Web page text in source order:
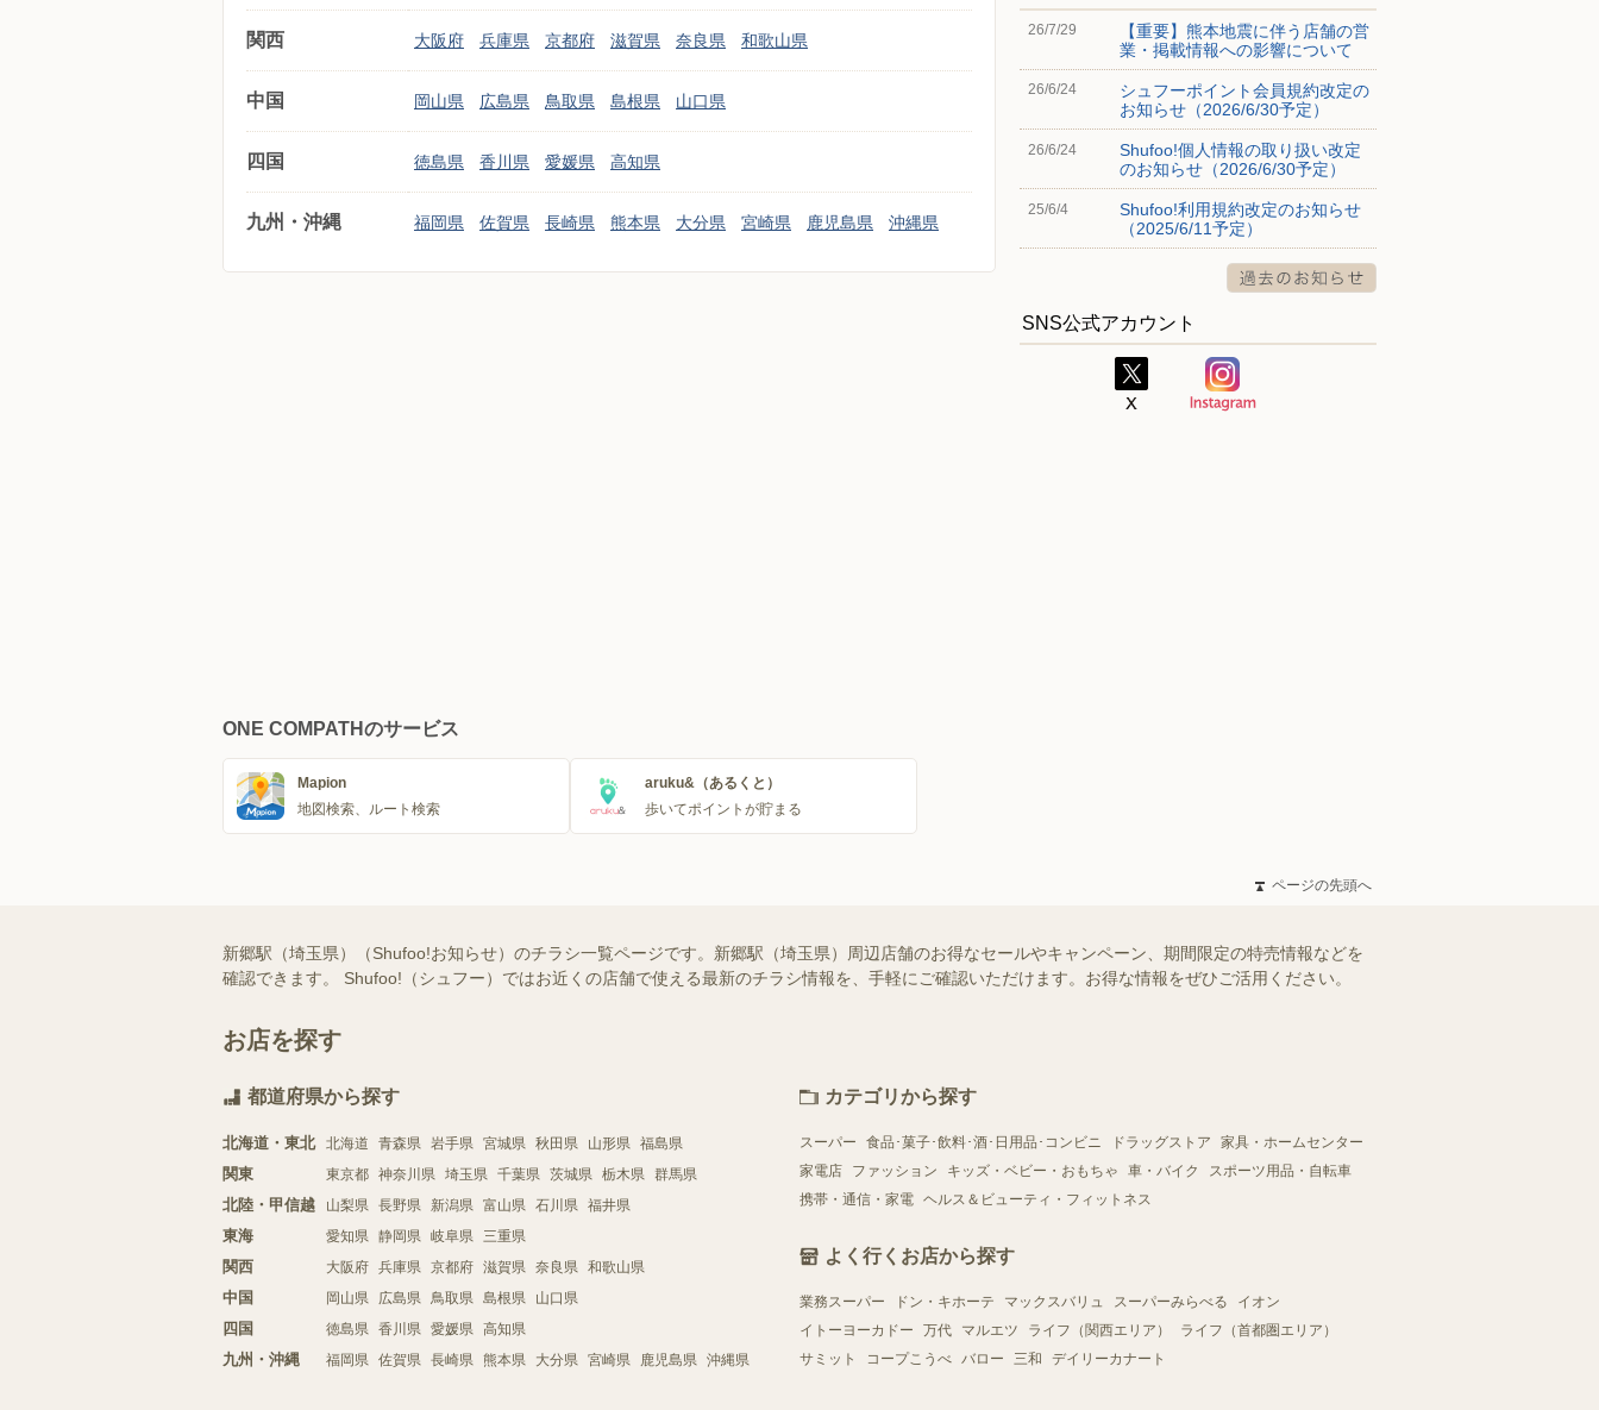
関西 大阪府 兵庫県 京都府 滋賀県 奈良県 和歌山県
中国 岡山県 広島県 鳥取県 島根県 山口県
四国 徳島県 香川県 愛媛県 高知県
九州・沖縄 福岡県 佐賀県 長崎県 熊本県 大分県 宮崎県 鹿児島県 沖縄県
26/7/29
【重要】熊本地震に伴う店舗の営
業・掲載情報への影響について
26/6/24
シュフーポイント会員規約改定の
お知らせ（2026/6/30予定）
26/6/24
Shufoo!個人情報の取り扱い改定
のお知らせ（2026/6/30予定）
25/6/4
Shufoo!利用規約改定のお知らせ
（2025/6/11予定）
SNS公式アカウント
ONE COMPATHのサービス
Mapion
地図検索、ルート検索
aruku&（あるくと）
歩いてポイントが貯まる
ページの先頭へ
新郷駅（埼玉県）（Shufoo!お知らせ）のチラシ一覧ページです。新郷駅（埼玉県）周辺店舗のお得なセールやキャンペーン、期間限定の特売情報などを
確認できます。 Shufoo!（シュフー）ではお近くの店舗で使える最新のチラシ情報を、手軽にご確認いただけます。お得な情報をぜひご活用ください。
お店を探す
都道府県から探す
北海道・東北 北海道 青森県 岩手県 宮城県 秋田県 山形県 福島県
関東 東京都 神奈川県 埼玉県 千葉県 茨城県 栃木県 群馬県
北陸・甲信越 山梨県 長野県 新潟県 富山県 石川県 福井県
東海 愛知県 静岡県 岐阜県 三重県
関西 大阪府 兵庫県 京都府 滋賀県 奈良県 和歌山県
中国 岡山県 広島県 鳥取県 島根県 山口県
四国 徳島県 香川県 愛媛県 高知県
九州・沖縄 福岡県 佐賀県 長崎県 熊本県 大分県 宮崎県 鹿児島県 沖縄県
カテゴリから探す
スーパー 食品･菓子･飲料･酒･日用品･コンビニ ドラッグストア
家具・ホームセンター
家電店
ファッション キッズ・ベビー・おもちゃ 車・バイク
スポーツ用品・自転車
携帯・通信・家電 ヘルス＆ビューティ・フィットネス
よく行くお店から探す
業務スーパー ドン・キホーテ マックスバリュ スーパーみらべる
イオン
イトーヨーカドー
万代 マルエツ ライフ（関西エリア）
ライフ（首都圏エリア）
サミット
コープこうべ バロー 三和 デイリーカナート